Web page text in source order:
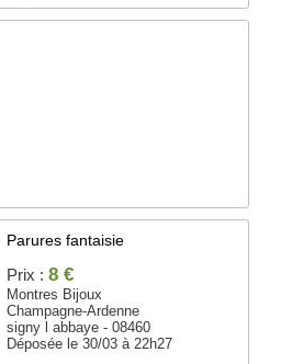
Parures fantaisie
Prix : 8 €
Montres Bijoux
Champagne-Ardenne
signy l abbaye - 08460
Déposée le 30/03 à 22h27